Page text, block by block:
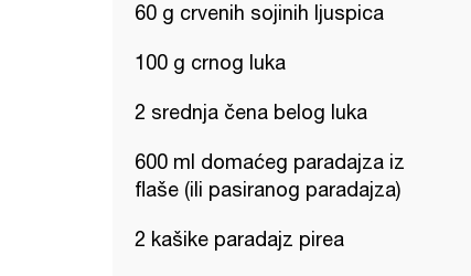
60 g crvenih sojinih ljuspica
100 g crnog luka
2 srednja čena belog luka
600 ml domaćeg paradajza iz
flaše (ili pasiranog paradajza)
2 kašike paradajz pirea